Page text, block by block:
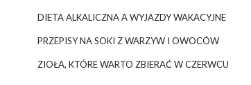
DIETA ALKALICZNA A WYJAZDY WAKACYJNE
PRZEPISY NA SOKI Z WARZYW I OWOCÓW
ZIOŁA, KTÓRE WARTO ZBIERAĆ W CZERWCU